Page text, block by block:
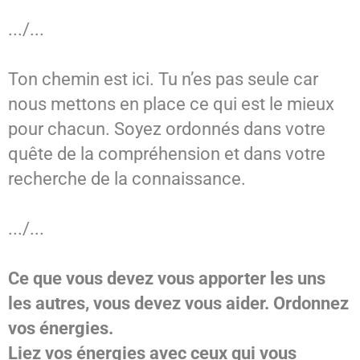
.../...
Ton chemin est ici. Tu n’es pas seule car
nous mettons en place ce qui est le mieux
pour chacun. Soyez ordonnés dans votre
quête de la compréhension et dans votre
recherche de la connaissance.
.../...
Ce que vous devez vous apporter les uns
les autres, vous devez vous aider. Ordonnez
vos énergies.
Liez vos énergies avec ceux qui vous